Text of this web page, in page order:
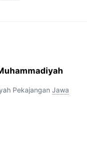
Pekajangan Jawa